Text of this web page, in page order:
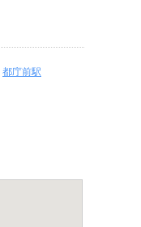
都庁前駅